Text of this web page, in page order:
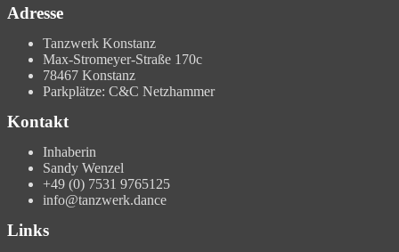
Adresse
Tanzwerk Konstanz
Max-Stromeyer-Straße 170c
78467 Konstanz
Parkplätze: C&C Netzhammer
Kontakt
Inhaberin
Sandy Wenzel
+49 (0) 7531 9765125
info@tanzwerk.dance
Links